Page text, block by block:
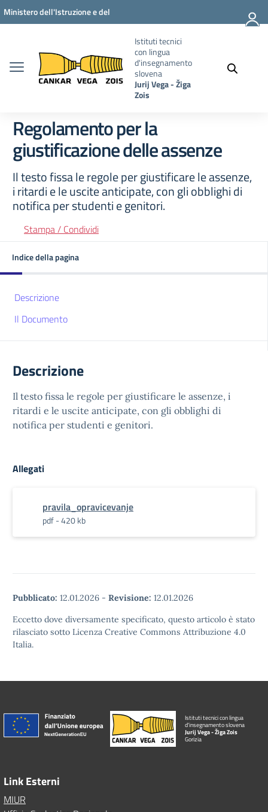
Vai ai contenuti
Vai al menu di navigazione
Vai al footer
Ministero dell'Istruzione e del
Istituti tecnici
con lingua
d'insegnamento
slovena
Jurij Vega - Žiga
Zois
Regolamento per la
giustificazione delle assenze
Il testo fissa le regole per giustificare le assenze,
i ritardi e le uscite anticipate, con gli obblighi di
notifica per studenti e genitori.
Stampa / Condividi
Indice della pagina
Descrizione
Il Documento
Descrizione
Il testo fissa le regole per giustificare le assenze, i
ritardi e le uscite anticipate, con gli obblighi di
notifica per studenti e genitori.
Allegati
pravila_opravicevanje
pdf - 420 kb
Pubblicato: 12.01.2026 - Revisione: 12.01.2026
Eccetto dove diversamente specificato, questo articolo è stato
rilasciato sotto Licenza Creative Commons Attribuzione 4.0
Italia.
Istituti tecnici con lingua
d'insegnamento slovena
Jurij Vega - Žiga Zois
Gorizia
Link Esterni
MIUR